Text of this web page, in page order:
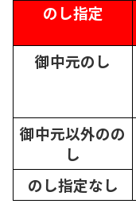
のし指定
御中元のし
御中元以外のの
し
のし指定なし